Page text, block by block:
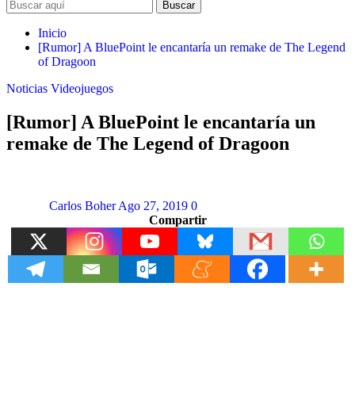
Buscar
Inicio
[Rumor] A BluePoint le encantaría un remake de The Legend
of Dragoon
Noticias Videojuegos
[Rumor] A BluePoint le encantaría un
remake de The Legend of Dragoon
Carlos Boher Ago 27, 2019 0
Compartir